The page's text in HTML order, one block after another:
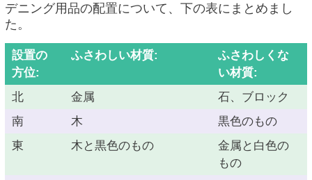
デニング用品の配置について、下の表にまとめまし
た。
設置の
方位:
ふさわしい材質:
ふさわしくな
い材質:
北
金属
石、ブロック
南
木
黒色のもの
東
木と黒色のもの
金属と白色の
もの